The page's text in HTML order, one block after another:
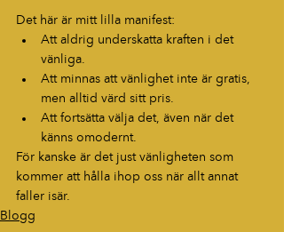
Det här är mitt lilla manifest:
Att aldrig underskatta kraften i det
vänliga.
Att minnas att vänlighet inte är gratis,
men alltid värd sitt pris.
Att fortsätta välja det, även när det
känns omodernt.
För kanske är det just vänligheten som
kommer att hålla ihop oss när allt annat
faller isär.
Blogg